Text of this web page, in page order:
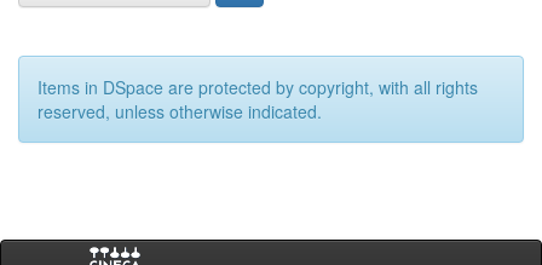
Items in DSpace are protected by copyright, with all rights
reserved, unless otherwise indicated.